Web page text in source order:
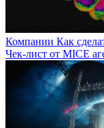
Компании Как
Чек-лист от MICE